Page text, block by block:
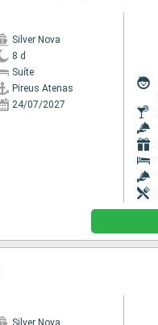
Silver Nova
8 d
Suíte
Pireus Atenas
24/07/2027
Silver Nova